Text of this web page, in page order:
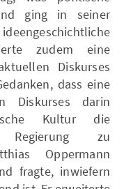
ging in seiner
zudem eine
Diskurses
dass eine
Diskurses darin
Kultur die
Regierung zu
Oppermann
fragte, inwiefern